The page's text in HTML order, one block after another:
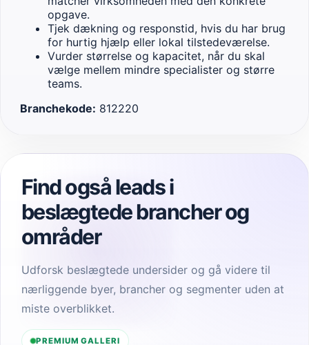
opgave.
Tjek dækning og responstid, hvis du har brug
for hurtig hjælp eller lokal tilstedeværelse.
Vurder størrelse og kapacitet, når du skal
vælge mellem mindre specialister og større
teams.
Branchekode: 812220
Find også leads i
beslægtede brancher og
områder
Udforsk beslægtede undersider og gå videre til
nærliggende byer, brancher og segmenter uden at
miste overblikket.
PREMIUM GALLERI